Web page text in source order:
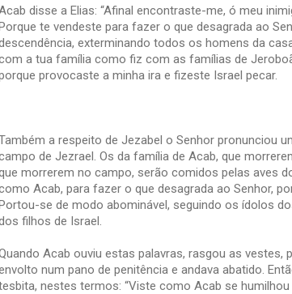
disse a Elias: “Afinal encontraste-me, ó meu
te vendeste para fazer o que desagrada ao
exterminando todos os homens da
a tua família como fiz com as famílias de
provocaste a minha ira e fizeste Israel pecar.
a respeito de Jezabel o Senhor pronunciou
de Jezrael. Os da família de Acab, que
morrerem no campo, serão comidos pelas aves
Acab, para fazer o que desagrada ao Senhor,
se de modo abominável, seguindo os ídolos
filhos de Israel.
Acab ouviu estas palavras, rasgou as vestes,
num pano de penitência e andava abatido.
nestes termos: “Viste como Acab se